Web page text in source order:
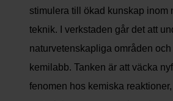
stimulera till ökad kunskap inom
teknik. I verkstaden går det att
naturvetenskapliga områden
kemilabb. Tanken är att väcka
fenomen hos kemiska